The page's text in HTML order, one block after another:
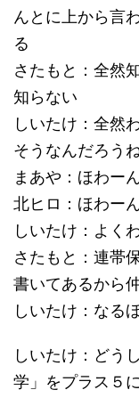
んとに上から言
る
さたもと：全然
知らない
しいたけ：全然
そうなんだろう
まあや：ほわー
北ヒロ：ほわー
しいたけ：よく
さたもと：連帯
書いてあるから
しいたけ：なる
しいたけ：どう
学」をプラス５